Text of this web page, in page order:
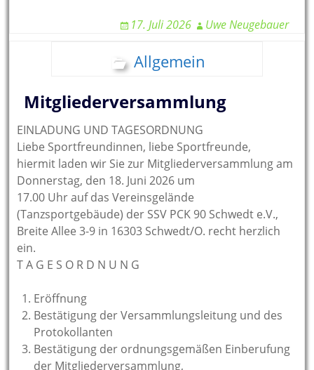
17. Juli 2026 Uwe Neugebauer
Allgemein
Mitgliederversammlung
EINLADUNG UND TAGESORDNUNG
Liebe Sportfreundinnen, liebe Sportfreunde,
hiermit laden wir Sie zur Mitgliederversammlung am
Donnerstag, den 18. Juni 2026 um
17.00 Uhr auf das Vereinsgelände
(Tanzsportgebäude) der SSV PCK 90 Schwedt e.V.,
Breite Allee 3-9 in 16303 Schwedt/O. recht herzlich
ein.
T A G E S O R D N U N G
Eröffnung
Bestätigung der Versammlungsleitung und des
Protokollanten
Bestätigung der ordnungsgemäßen Einberufung
der Mitgliederversammlung,